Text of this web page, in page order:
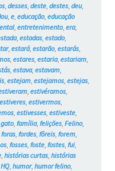
, desses, deste, destes, deu,
, e, educação, educação
, entretenimento, era,
, estadas, estado,
, estará, estarão, estarás,
, estares, estaria, estariam,
, estava, estavam,
, estejam, estejamos, estejas,
, estivéramos,
estiveres, estivermos,
, estivesses, estiveste,
, família, felições, Felino,
foras, fordes, fôreis, forem,
, fosses, foste, fostes, fui,
, histórias curtas, histórias
HQ, humor, humor felino,